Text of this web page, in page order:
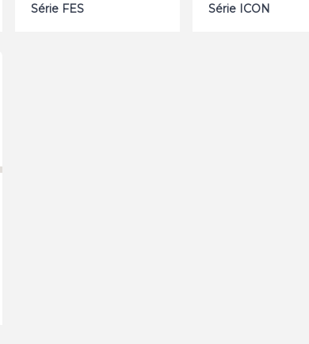
Série FES Série ICON